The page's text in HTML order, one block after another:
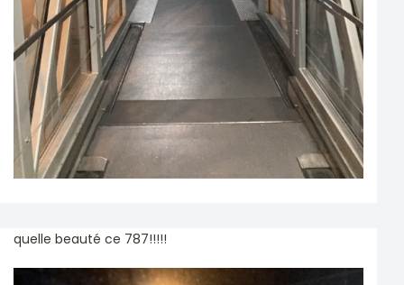
quelle beauté ce 787!!!!!